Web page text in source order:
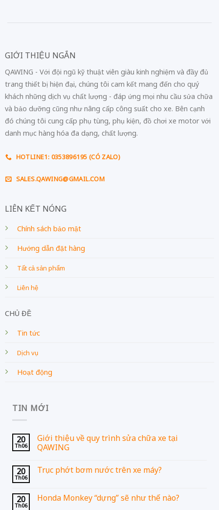
GIỚI THIỆU NGẮN
QAWING - Với đội ngũ kỹ thuật viên giàu kinh nghiệm và đầy đủ
trang thiết bị hiện đại, chúng tôi cam kết mang đến cho quý
khách những dịch vụ chất lượng - đáp ứng mọi nhu cầu sửa chữa
và bảo dưỡng cũng như nâng cấp công suất cho xe. Bên cạnh
đó chúng tôi cung cấp phụ tùng, phụ kiện, đồ chơi xe motor với
danh mục hàng hóa đa dạng, chất lượng.
HOTLINE1: 0353896195 (CÓ ZALO)
SALES.QAWING@GMAIL.COM
LIÊN KẾT NÓNG
Chính sách bảo mật
Hướng dẫn đặt hàng
Tất cả sản phẩm
Liên hệ
CHỦ ĐỀ
Tin tức
Dịch vụ
Hoạt động
TIN MỚI
20
Th06
Giới thiệu về quy trình sửa chữa xe tại
QAWING
20
Th06
Trục phớt bơm nước trên xe máy?
20
Th06
Honda Monkey “dựng” sẽ như thế nào?